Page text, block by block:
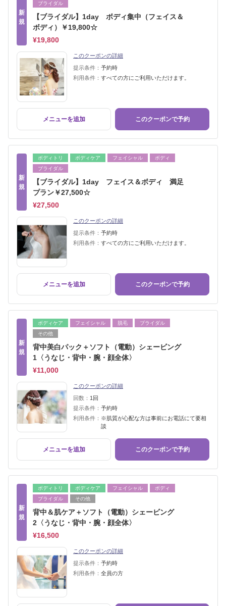
新
規
ブライダル
【ブライダル】1day ボディ集中（フェイス＆
ボディ）￥19,800☆
¥19,800
このクーポンの詳細
提示条件： 予約時
利用条件： すべての方にご利用いただけます。
メニューを追加 このクーポンで予約
新
規
ボディトリ ボディケア フェイシャル
ボディ
ブライダル
【ブライダル】1day フェイス＆ボディ 満足
プラン￥27,500☆
¥27,500
このクーポンの詳細
提示条件： 予約時
利用条件： すべての方にご利用いただけます。
メニューを追加 このクーポンで予約
新
規
ボディケア フェイシャル 脱毛
ブライダル
その他
背中美白パック＋ソフト（電動）シェービング
1〈うなじ・背中・腕・顔全体〉
¥11,000
このクーポンの詳細
回数： 1回
提示条件： 予約時
利用条件： ※肌質が心配な方は事前にお電話にて要相
談
メニューを追加 このクーポンで予約
新
規
ボディトリ ボディケア フェイシャル
ボディ
ブライダル
その他
背中＆肌ケア＋ソフト（電動）シェービング
2〈うなじ・背中・腕・顔全体〉
¥16,500
このクーポンの詳細
提示条件： 予約時
利用条件： 全員の方